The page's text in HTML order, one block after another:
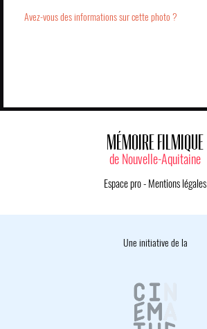
Avez-vous des informations sur cette photo ?
MÉMOIRE FILMIQUE
de Nouvelle-Aquitaine
Espace pro- Mentions légales
Une initiative de la